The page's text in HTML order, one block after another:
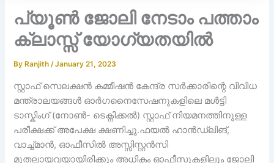
പ്യൂൺ ജോലി നേടാം പത്താം
ക്ലാസ്സ്‌ യോഗ്യതയിൽ
By Ranjith/January 21, 2023
സ്റ്റാഫ് സെലക്ഷൻ കമ്മീഷൻ കേന്ദ്ര സർക്കാരിന്റെ വിവിധ
മന്ത്രാലയങ്ങൾ ഓർഗനൈസേഷനുകളിലെ മൾട്ടി
ടാസ്കിംഗ് (നോൺ- ടെക്നിക്കൽ) സ്റ്റാഫ് നിയമനത്തിനുള്ള
പരീക്ഷക്ക് അപേക്ഷ ക്ഷണിച്ചു.ഫയൽ ഹാൻഡ്ലിങ്,
വാച്ച്മാൻ, ഓഫീസിൽ അസ്സിസ്റ്റൻസി
മുതലായവയായിരിക്കും അധികം ഓഫീസുകളിലും ജോലി